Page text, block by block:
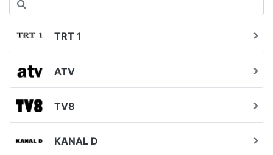
TRT 1
ATV
TV8
KANAL D